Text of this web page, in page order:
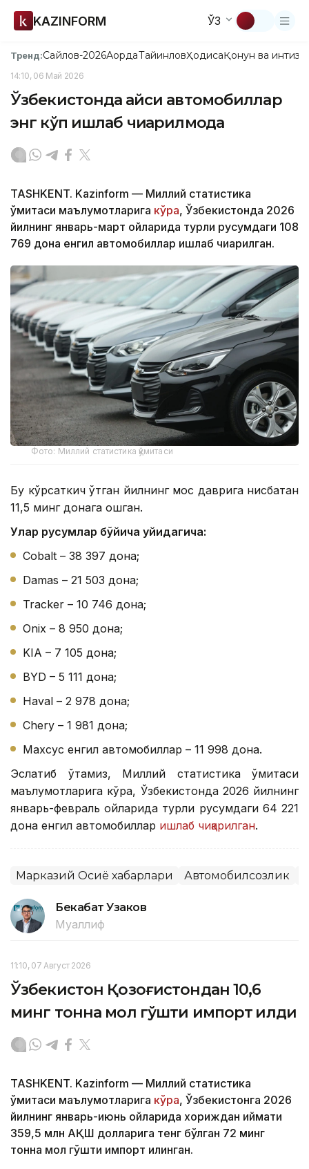
KAZINFORM ЎЗ
Тренд:Сайлов-2026АқордаТайинловҲодисаҚонун ва
14:10, 06 Май 2026
Ўзбекистонда қайси автомобиллар
энг кўп ишлаб чиқарилмоқда
TASHKENT. Kazinform — Миллий статистика
қўмитаси маълумотларига кўра, Ўзбекистонда 2026
йилнинг январь-март ойларида турли русумдаги 108
769 дона енгил автомобиллар ишлаб чиқарилган.
Фото: Миллий статистика қўмитаси
Бу кўрсаткич ўтган йилнинг мос даврига нисбатан
11,5 минг донага ошган.
Улар русумлар бўйича қуйидагича:
Cobalt – 38 397 дона;
Damas – 21 503 дона;
Tracker – 10 746 дона;
Onix – 8 950 дона;
KIA – 7 105 дона;
BYD – 5 111 дона;
Haval – 2 978 дона;
Chery – 1 981 дона;
Maxсус енгил автомобиллар – 11 998 дона.
Эслатиб ўтамиз, Миллий статистика қўмитаси
маълумотларига кўра, Ўзбекистонда 2026 йилнинг
январь-февраль ойларида турли русумдаги 64 221
дона енгил автомобиллар ишлаб чиқарилган.
Марказий Осиё хабарлари Автомобилсозлик
Бекабат Узаков
Муаллиф
11:10, 07 Август 2026
Ўзбекистон Қозоғистондан 10,6
минг тонна мол гўшти импорт қилди
TASHKENT. Kazinform — Миллий статистика
қўмитаси маълумотларига кўра, Ўзбекистонга 2026
йилнинг январь-июнь ойларида хориждан қиймати
359,5 млн АҚШ долларига тенг бўлган 72 минг
тонна мол гўшти импорт қилинган.